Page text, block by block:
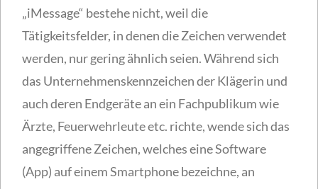
„iMessage“ bestehe nicht, weil die
Tätigkeitsfelder, in denen die Zeichen verwendet
werden, nur gering ähnlich seien. Während sich
das Unternehmenskennzeichen der Klägerin und
auch deren Endgeräte an ein Fachpublikum wie
Ärzte, Feuerwehrleute etc. richte, wende sich das
angegriffene Zeichen, welches eine Software
(App) auf einem Smartphone bezeichne, an